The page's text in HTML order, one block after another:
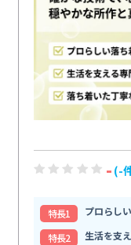
- (-
特⻑1
プロらし
特⻑2
生活を支